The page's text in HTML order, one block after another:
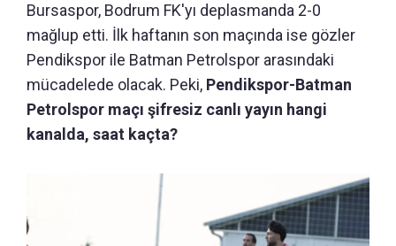
Bursaspor, Bodrum FK'yı deplasmanda 2-0
mağlup etti. İlk haftanın son maçında ise gözler
Pendikspor ile Batman Petrolspor arasındaki
mücadelede olacak. Peki, Pendikspor-Batman
Petrolspor maçı şifresiz canlı yayın hangi
kanalda, saat kaçta?